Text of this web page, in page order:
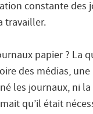
constante des
travailler.
papier ? La
des médias,
les journaux, ni
qu’il était